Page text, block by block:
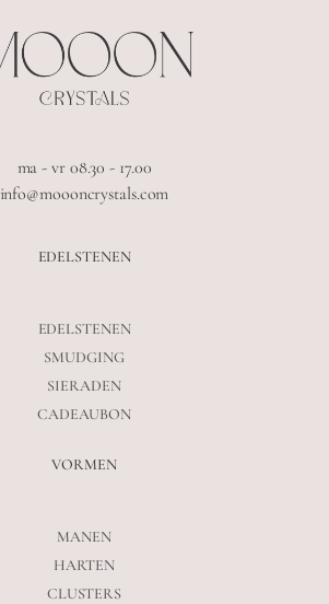
ma - vr 08.30 - 17.00
info@moooncrystals.com
EDELSTENEN
EDELSTENEN
SMUDGING
SIERADEN
CADEAUBON
VORMEN
MANEN
HARTEN
CLUSTERS